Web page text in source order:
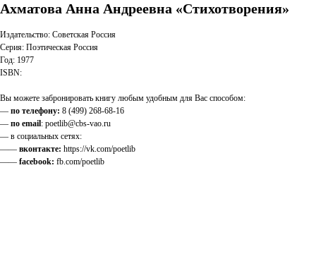
Ахматова Анна Андреевна «Стихотворения»
Издательство: Советская Россия
Серия: Поэтическая Россия
Год: 1977
ISBN:
Вы можете забронировать книгу любым удобным для Вас способом:
— по телефону: 8 (499) 268-68-16
— по email: poetlib@cbs-vao.ru
— в социальных сетях:
—— вконтакте: https://vk.com/poetlib
—— facebook: fb.com/poetlib